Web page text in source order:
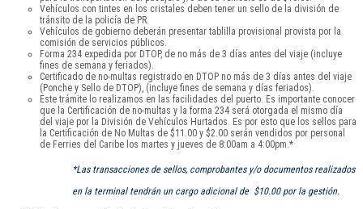
Vehículos con tintes en los cristales deben tener un sello de la división de
tránsito de la policía de PR.
Vehículos de gobierno deberán presentar tablilla provisional provista por la
comisión de servicios públicos.
Forma 234 expedida por DTOP, de no más de 3 días antes del viaje (incluye
fines de semana y feriados).
Certificado de no-multas registrado en DTOP no más de 3 días antes del viaje
(Ponche y Sello de DTOP), (incluye fines de semana y días feriados).
Este trámite lo realizamos en las facilidades del puerto. Es importante conocer
que la Certificación de no-multas y la forma 234 será otorgada el mismo día
del viaje por la División de Vehículos Hurtados. Es por esto que los sellos para
la Certificación de No Multas de $11.00 y $2.00 serán vendidos por personal
de Ferries del Caribe los martes y jueves de 8:00am a 4:00pm.*
*Las transacciones de sellos, comprobantes y/o documentos realizados
en la terminal tendrán un cargo adicional de $10.00 por la gestión.